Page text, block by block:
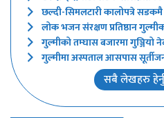
छल्दी-सिमलटारी कालोपत्रे सडकमै
लोक भजन संरक्षण प्रतिष्ठान
गुल्मीको तम्घास बजारमा गुञ्जियो
गुल्मीमा अस्पताल आसपास
सबै लेखहरु